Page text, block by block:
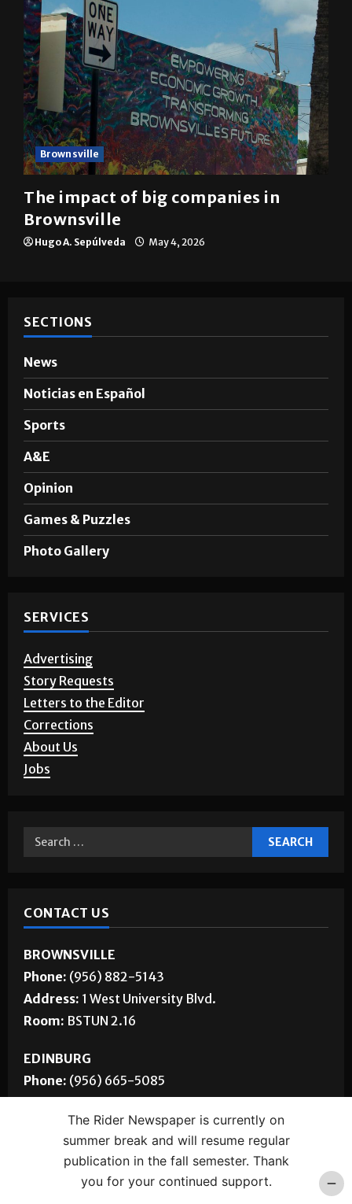
Brownsville
The impact of big companies in
Brownsville
Hugo A. Sepúlveda May 4, 2026
SECTIONS
News
Noticias en Español
Sports
A&E
Opinion
Games & Puzzles
Photo Gallery
SERVICES
Advertising
Story Requests
Letters to the Editor
Corrections
About Us
Jobs
CONTACT US
BROWNSVILLE
Phone: (956) 882-5143
Address: 1 West University Blvd.
Room: BSTUN 2.16
EDINBURG
Phone: (956) 665-5085
ELABS 170
therider@utrgv.edu
The Rider Newspaper is currently on
summer break and will resume regular
publication in the fall semester. Thank
you for your continued support.